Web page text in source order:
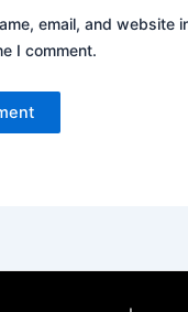
email, and website
I comment.